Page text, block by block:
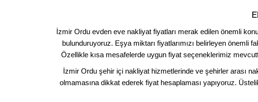
İzmir Ordu evden eve nakliyat fiyatları merak edilen önemli
bulunduruyoruz. Eşya miktarı fiyatlarımızı belirleyen önemli
Özellikle kısa mesafelerde uygun fiyat seçeneklerimiz
İzmir Ordu şehir içi nakliyat hizmetlerinde ve şehirler arası
olmamasına dikkat ederek fiyat hesaplaması yapıyoruz.